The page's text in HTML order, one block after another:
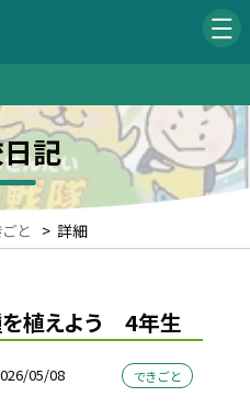
記
と > 詳細
植えよう 4年生
05/08 できごと